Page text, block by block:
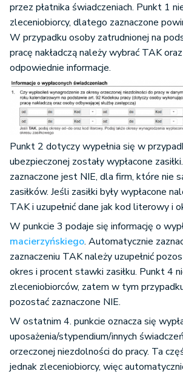
przez płatnika świadczeniach. Punkt 1
zleceniobiorcy, dlatego zaznaczone
W przypadku osoby zatrudnionej na
pracę nakładczą należy wybrać TAK
odpowiednie informacje.
Punkt 2 dotyczy wypełnia się w
ubezpieczonej zostały wypłacone
zaznaczone jest NIE, dla firm, które nie
zasiłków. Jeśli zasiłki były wypłacone
TAK i uzupełnić dane jak kod literowy i
W punkcie 3 podaje się informację o
macierzyńskiego. Automatycznie
zaznaczeniu TAK należy uzupełnić
okres i procent stawki zasiłku. Punkt 4
zleceniobiorców, zatem w tym
pozostać zaznaczone NIE.
W ostatnim 4. punkcie oznacza się
uposażenia/stypendium/innych
orzeczonej niezdolności do pracy. Ta
jednak zleceniobiorcy, więc